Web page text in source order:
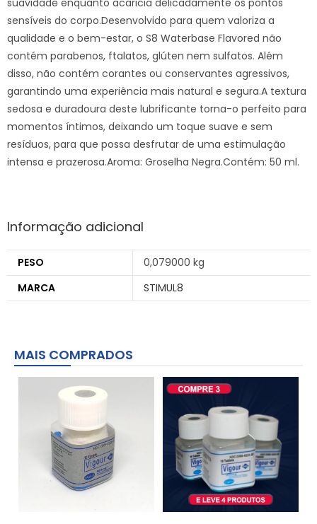
suavidade enquanto acaricia delicadamente os pontos
sensíveis do corpo.Desenvolvido para quem valoriza a
qualidade e o bem-estar, o S8 Waterbase Flavored não
contém parabenos, ftalatos, glúten nem sulfatos. Além
disso, não contém corantes ou conservantes agressivos,
garantindo uma experiência mais natural e segura.A textura
sedosa e duradoura deste lubrificante torna-o perfeito para
momentos íntimos, deixando um toque suave e sem
resíduos, para que possa desfrutar de uma estimulação
intensa e prazerosa.Aroma: Groselha Negra.Contém: 50 ml.
Informação adicional
PESO
0,079000 kg
MARCA
STIMUL8
MAIS COMPRADOS